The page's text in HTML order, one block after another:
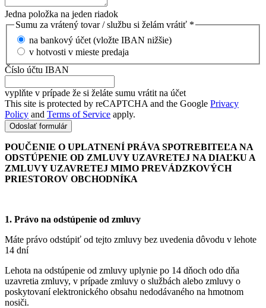
Jedna položka na jeden riadok
Sumu za vrátený tovar / službu si želám vrátiť *
na bankový účet (vložte IBAN nižšie)
v hotvosti v mieste predaja
Číslo účtu IBAN
vyplňte v prípade že si želáte sumu vrátit na účet
This site is protected by reCAPTCHA and the Google Privacy
Policy and Terms of Service apply.
Odoslať formulár
POUČENIE O UPLATNENÍ PRÁVA SPOTREBITEĽA NA
ODSTÚPENIE OD ZMLUVY UZAVRETEJ NA DIAĽKU A
ZMLUVY UZAVRETEJ MIMO PREVÁDZKOVÝCH
PRIESTOROV OBCHODNÍKA
1. Právo na odstúpenie od zmluvy
Máte právo odstúpiť od tejto zmluvy bez uvedenia dôvodu v lehote
14 dní
Lehota na odstúpenie od zmluvy uplynie po 14 dňoch odo dňa
uzavretia zmluvy, v prípade zmluvy o službách alebo zmluvy o
poskytovaní elektronického obsahu nedodávaného na hmotnom
nosiči.